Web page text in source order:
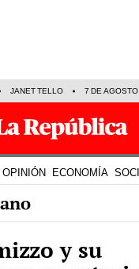
JANET TELLO 7 DE AGOSTO
OPINIÓN ECONOMÍA
y su